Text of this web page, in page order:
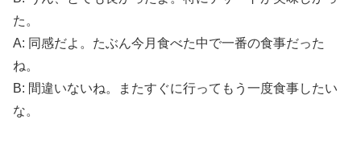
た。
A: 同感だよ。たぶん今月食べた中で一番の食事だった
ね。
B: 間違いないね。またすぐに行ってもう一度食事したい
な。